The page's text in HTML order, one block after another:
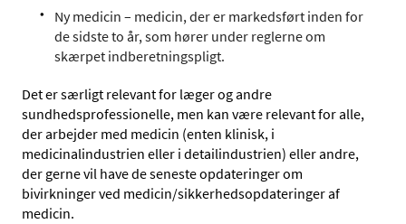
Ny medicin – medicin, der er markedsført inden for
de sidste to år, som hører under reglerne om
skærpet indberetningspligt.
Det er særligt relevant for læger og andre
sundhedsprofessionelle, men kan være relevant for alle,
der arbejder med medicin (enten klinisk, i
medicinalindustrien eller i detailindustrien) eller andre,
der gerne vil have de seneste opdateringer om
bivirkninger ved medicin/sikkerhedsopdateringer af
medicin.